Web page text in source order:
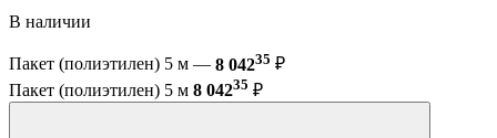
В наличии
Пакет (полиэтилен) 5 м — 8 04235 ₽
Пакет (полиэтилен) 5 м 8 04235 ₽